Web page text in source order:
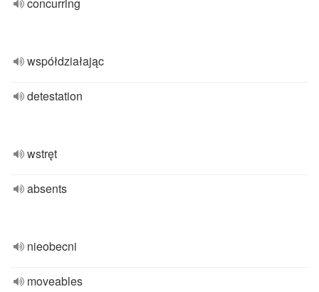
współdziałając
detestation
wstręt
absents
nieobecni
moveables